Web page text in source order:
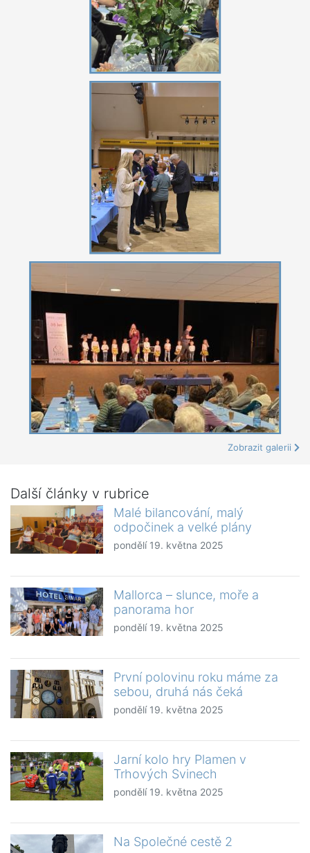
Zobrazit galerii
Další články v rubrice
Malé bilancování, malý
odpočinek a velké plány
pondělí 19. května 2025
Mallorca – slunce, moře a
panorama hor
pondělí 19. května 2025
První polovinu roku máme za
sebou, druhá nás čeká
pondělí 19. května 2025
Jarní kolo hry Plamen v
Trhových Svinech
pondělí 19. května 2025
Na Společné cestě 2